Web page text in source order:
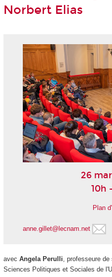
Norbert Elias
26
10h
Plan
anne.gillet@lecnam.net
avec Angela Perulli, professeure de
Sciences Politiques et Sociales de